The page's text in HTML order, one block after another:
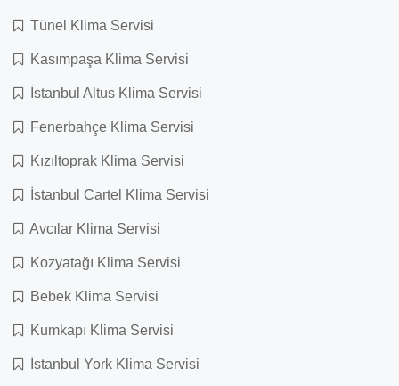
Tünel Klima Servisi
Kasımpaşa Klima Servisi
İstanbul Altus Klima Servisi
Fenerbahçe Klima Servisi
Kızıltoprak Klima Servisi
İstanbul Cartel Klima Servisi
Avcılar Klima Servisi
Kozyatağı Klima Servisi
Bebek Klima Servisi
Kumkapı Klima Servisi
İstanbul York Klima Servisi